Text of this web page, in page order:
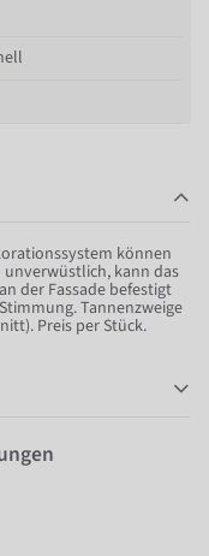
können
unverwüstlich, kann das
der Fassade befestigt
Tannenzweige
Preis per Stück.